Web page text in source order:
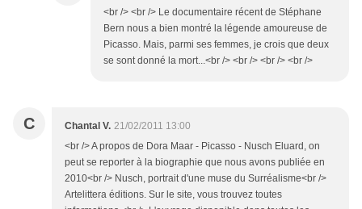
<br /> <br /> Le documentaire récent de Stéphane
Bern nous a bien montré la légende amoureuse de
Picasso. Mais, parmi ses femmes, je crois que deux
se sont donné la mort...<br /> <br /> <br /> <br />
C Chantal V. 21/02/2011 13:00
<br /> A propos de Dora Maar - Picasso - Nusch Eluard, on
peut se reporter à la biographie que nous avons publiée en
2010<br /> Nusch, portrait d'une muse du Surréalisme<br />
Artelittera éditions. Sur le site, vous trouvez toutes